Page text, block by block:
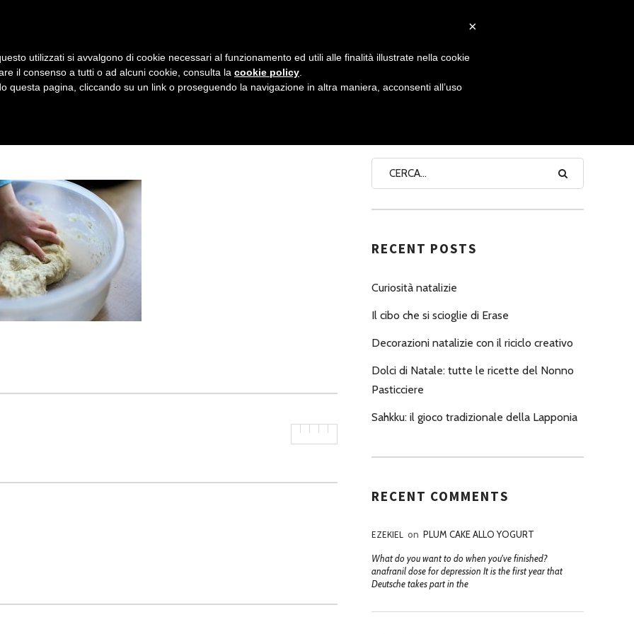
A
V
G
Z
O
N
E
P
N
P
NONNO PASTICCIERE
RECENT POSTS
Curiosità natalizie
Il cibo che si scioglie di Erase
Decorazioni natalizie con il riciclo creativo
Dolci di Natale: tutte le ricette del Nonno
Pasticciere
Sahkku: il gioco tradizionale della Lapponia
RECENT COMMENTS
EZEKIEL on PLUM CAKE ALLO YOGURT
What do you want to do when you've finished?
anafranil dose for depression It is the first year that
Deutsche takes part in the
×
utilizzati si avvalgono di cookie necessari al funzionamento ed utili alle finalità illustrate nella cookie
il consenso a tutti o ad alcuni cookie, consulta la cookie policy
questa pagina, cliccando su un link o proseguendo la navigazione in altra maniera, acconsenti all’uso